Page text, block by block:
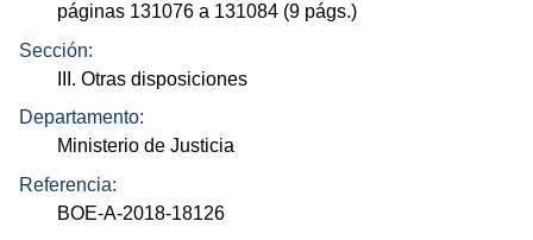
páginas 131076 a 131084 (9 págs.)
Sección:
III. Otras disposiciones
Departamento:
Ministerio de Justicia
Referencia:
BOE-A-2018-18126